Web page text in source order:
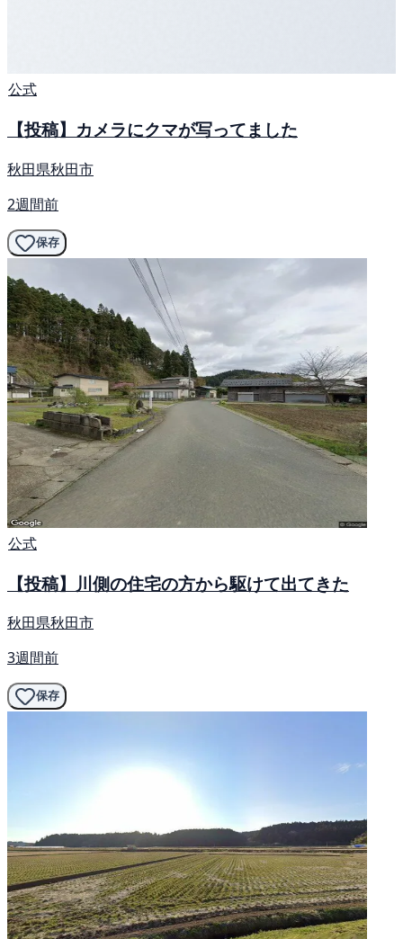
公式
【投稿】カメラにクマが写ってました
秋田県秋田市
2週間前
保存
公式
【投稿】川側の住宅の方から駆けて出てきた
秋田県秋田市
3週間前
保存